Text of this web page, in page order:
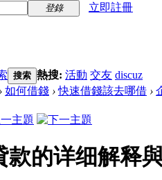
登錄
立即註冊
搜索 熱搜: 活動 交友 discuz
› 如何借錢 › 快速借錢該去哪借 ›
款的详细解释